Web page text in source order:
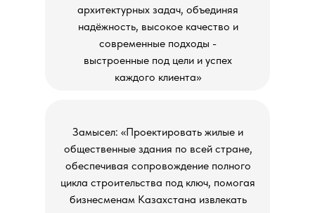
архитектурных задач, объединяя
надёжность, высокое качество и
современные подходы -
выстроенные под цели и успех
каждого клиента»
Замысел: «Проектировать жилые и
общественные здания по всей стране,
обеспечивая сопровождение полного
цикла строительства под ключ, помогая
бизнесменам Казахстана извлекать